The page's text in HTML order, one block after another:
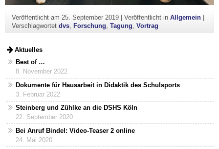
Veröffentlicht am 25. September 2019| Veröffentlicht in Allgemein|
Verschlagwortet dvs, Forschung Tagung Vortrag
Aktuelles
Best of …
8. November 2022
Dokumente für Hausarbeit in Didaktik des Schulsports
3. Februar 2022
Steinberg und Zühlke an die DSHS Köln
22. September 2020
Bei Anruf Bindel: Video-Teaser 2 online
24. Mai 2020